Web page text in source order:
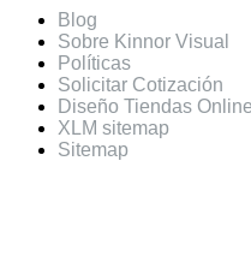
Blog
Sobre Kinnor Visual
Políticas
Solicitar Cotización
Diseño Tiendas Online
XLM sitemap
Sitemap